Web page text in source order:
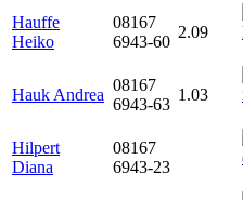
Hauffe
Heiko
08167
6943-60
2.09
Hauk Andrea
08167
6943-63
1.03
Hilpert
Diana
08167
6943-23